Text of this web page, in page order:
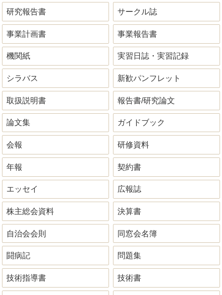
研究報告書 サークル誌
事業計画書 事業報告書
機関紙 実習日誌・実習記録
シラバス 新歓パンフレット
取扱説明書 報告書/研究論文
論文集 ガイドブック
会報 研修資料
年報 契約書
エッセイ 広報誌
株主総会資料 決算書
自治会会則 同窓会名簿
闘病記 問題集
技術指導書 技術書